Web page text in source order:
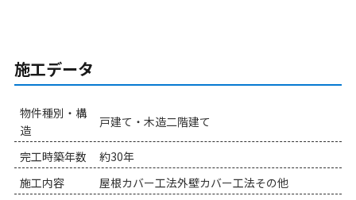
施工データ
物件種別・構
造
戸建て・木造二階建て
完工時築年数
約30年
施工内容
屋根カバー工法外壁カバー工法その他